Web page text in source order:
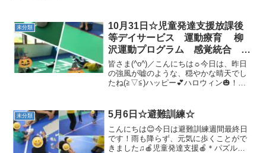
未分類
10月31日☆児童発達支援放課後
等デイサービス 運動療育 柳
沢運動プログラム 感覚統合 自
閉症 発達障害 埼玉県 三郷
市 吉川市 八潮市 気になる
子
皆さま(^o^)／こんにちは☼今日は、昨日
の強風が嘘のような、穏やかな晴天でし
たね(≧▽≦)ハッピー💕ハロウィン🎃！！
🐩☆玉送り☆フラッシュカード「漢字」
☆サーキット・...
未分類 5月6日☆避難訓練☆
こんにちは😊今日は避難訓練週間最終日
です！雨も降らず、元気に歩くことがで
きました♫🍎児童発達支援🍎＊パズル／